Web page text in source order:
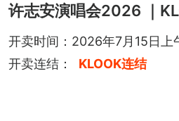
许志安演唱会2026 ｜
开卖时间：2026年7月15日上
开卖连结：
KLOOK连结